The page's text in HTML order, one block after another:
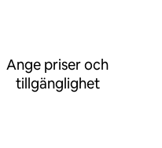
Ange priser och
tillgänglighet